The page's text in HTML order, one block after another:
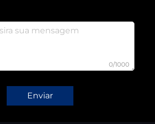
0/1000
Enviar